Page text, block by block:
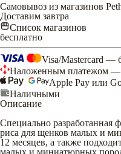
Самовывоз из магазинов
Доставим завтра
Список магазинов
бесплатно
Visa/Mastercard —
Наложенным платежом —
Apple Pay или
Наличными
Описание
Специально разработанная
риса для щенков малых и
12 месяцев, а также
малых и миниатюрных